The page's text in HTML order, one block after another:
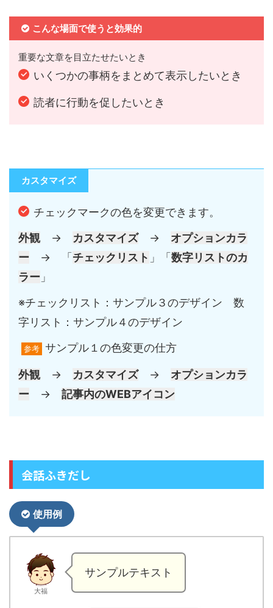
こんな場面で使うと効果的
重要な文章を目立たせたいとき
いくつかの事柄をまとめて表示したいとき
読者に行動を促したいとき
カスタマイズ
チェックマークの色を変更できます。
外観→ カスタマイズ→ オプションカラ
ー → 「 チェックリスト 」「 数字リストのカ
ラー 」
※チェックリスト：サンプル３のデザイン 数
字リスト：サンプル４のデザイン
参考 サンプル１の色変更の仕方
外観→ カスタマイズ→ オプションカラ
ー → 記事内のWEBアイコン
会話ふきだし
使用例
大福
サンプルテキスト